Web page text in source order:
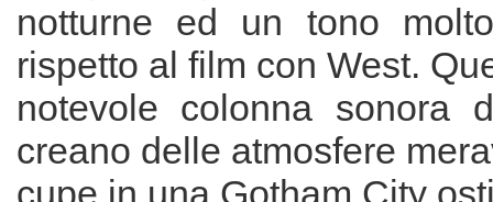
notturne ed un tono
rispetto al film con West.
notevole colonna sonora
creano delle atmosfere
cupe in una Gotham City